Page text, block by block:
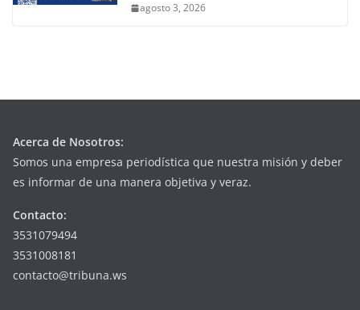
agosto 3, 2026
Acerca de Nosotros:
Somos una empresa periodística que nuestra misión y deber
es informar de una manera objetiva y veraz.
Contacto:
3531079494
3531008181
contacto@tribuna.ws